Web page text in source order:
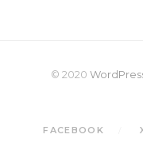
© 2020
FACEBOOK